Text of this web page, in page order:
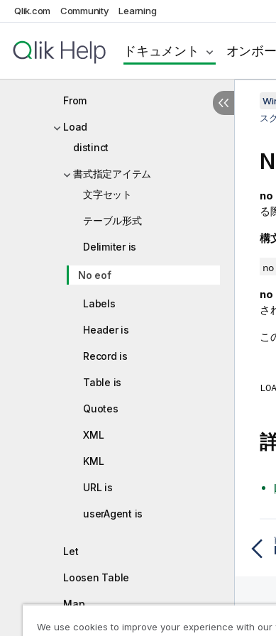
Qlik.com Community Learning
ドキュメント オンボ
Field/Fields
FlushLog
From
Load
distinct
書式指定アイテム
文字セット
テーブル形式
Delimiter is
No eof
Labels
Header is
Record is
Table is
Quotes
XML
KML
URL is
userAgent is
Let
Loosen Table
Map
NullAsNull
ス
る
構
さ
こ
We use cookies to improve your experience with our